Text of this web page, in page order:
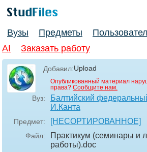
Вузы Предметы
AI
Заказать работу
Добавил:Upload
Опубликованный материал
права? Сообщите нам.
Вуз:
Балтийский
И.Канта
Предмет: [НЕСОРТИРОВАННОЕ]
Файл:
Практикум (семинары и
работы).doc